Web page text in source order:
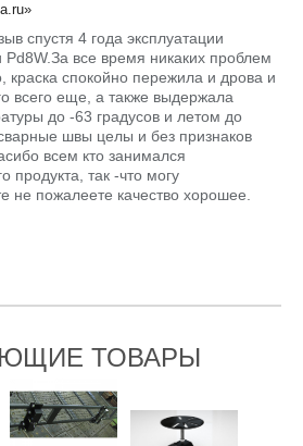
спустя 4 года эксплуатации
Pd8W.За все время никаких проблем
краска спокойно пережила и дрова и
всего еще, а также выдержала
до -63 градусов и летом до
швы целы и без признаков
всем кто занимался
продукта, так -что могу
не пожалеете качество хорошее.
ТОВАРЫ